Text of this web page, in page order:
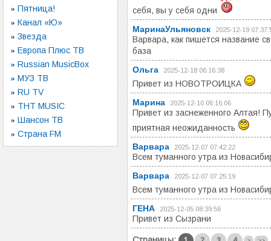
Пятница!
Канал «Ю»
Звезда
Европа Плюс ТВ
Russian MusicBox
МУЗ ТВ
RU TV
ТНТ MUSIC
Шансон ТВ
Страна FM
себя, вы у себя одни
МаринаУльяновск
2025-12-19
Варвара, как пишется название
база
Ольга
2025-12-18 06:16:38
Привет из НОВОТРОИЦКА
Марина
2025-12-10 06:16:06
Привет из заснеженного Алтая!
приятная неожиданность
Варвара
2025-12-07 07:42:22
Всем туманного утра из
Варвара
2025-12-07 07:25:19
Всем туманного утра из
ГЕНА
2025-12-05 08:39:56
Привет из Сызрани